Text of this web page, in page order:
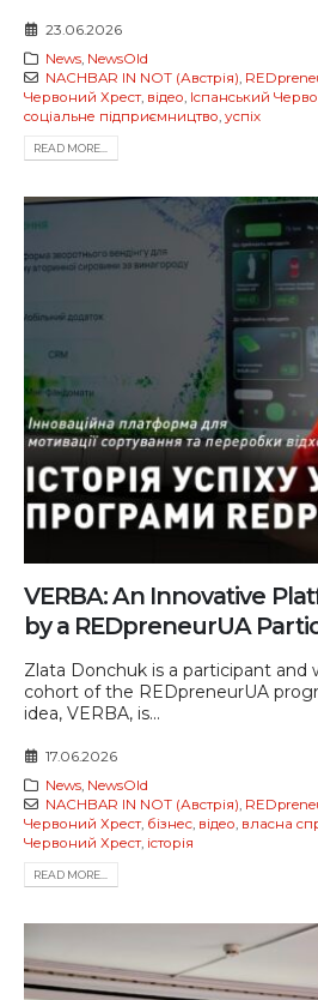
23.06.2026
News, NewsOld
NACHBAR IN NOT (Австрія),
Червоний Хрест, відео, Іспанський
соціальне підприємництво, успіх
READ MORE...
VERBA: An Innovative
by a REDpreneurUA
Zlata Donchuk is a participant
cohort of the REDpreneurUA
idea, VERBA, is...
17.06.2026
News, NewsOld
NACHBAR IN NOT (Австрія)
Червоний Хрест, бізнес відео власна
Червоний Хрест, історія
READ MORE...